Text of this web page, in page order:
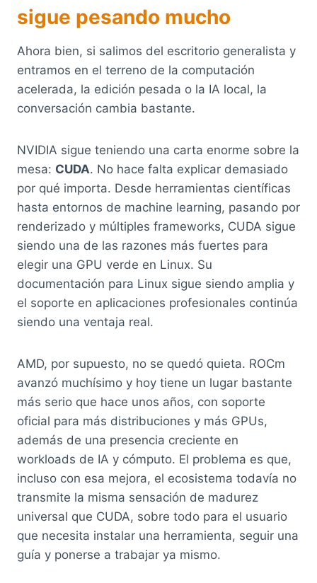
sigue pesando mucho
Ahora bien, si salimos del escritorio generalista y
entramos en el terreno de la computación
acelerada, la edición pesada o la IA local, la
conversación cambia bastante.
NVIDIA sigue teniendo una carta enorme sobre la
mesa: CUDA. No hace falta explicar demasiado
por qué importa. Desde herramientas científicas
hasta entornos de machine learning, pasando por
renderizado y múltiples frameworks, CUDA sigue
siendo una de las razones más fuertes para
elegir una GPU verde en Linux. Su
documentación para Linux sigue siendo amplia y
el soporte en aplicaciones profesionales continúa
siendo una ventaja real.
AMD, por supuesto, no se quedó quieta. ROCm
avanzó muchísimo y hoy tiene un lugar bastante
más serio que hace unos años, con soporte
oficial para más distribuciones y más GPUs,
además de una presencia creciente en
workloads de IA y cómputo. El problema es que,
incluso con esa mejora, el ecosistema todavía no
transmite la misma sensación de madurez
universal que CUDA, sobre todo para el usuario
que necesita instalar una herramienta, seguir una
guía y ponerse a trabajar ya mismo.